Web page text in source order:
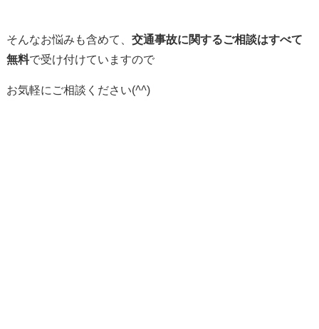
そんなお悩みも含めて、 交通事故に関するご相談はすべて
無料で受け付けていますので
お気軽にご相談ください(^^)